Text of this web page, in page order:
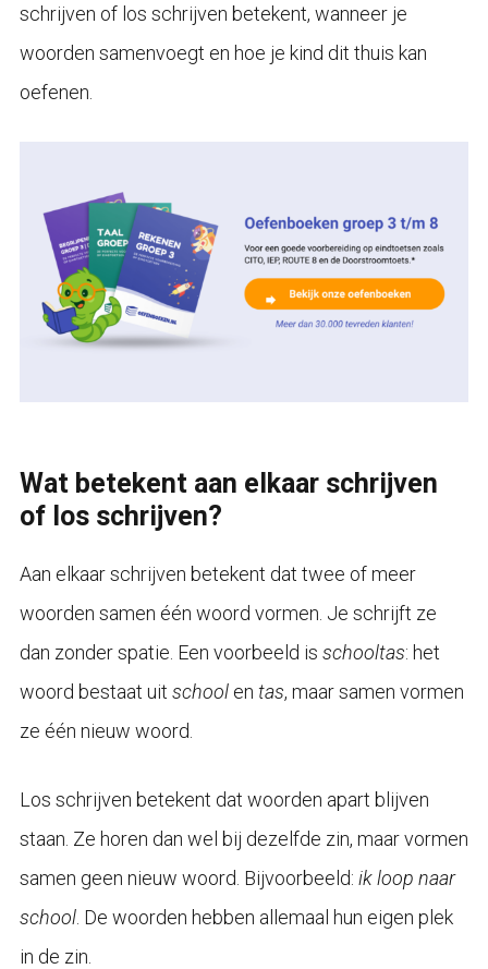
schrijven of los schrijven betekent, wanneer je
woorden samenvoegt en hoe je kind dit thuis kan
oefenen.
Wat betekent aan elkaar schrijven
of los schrijven?
Aan elkaar schrijven betekent dat twee of meer
woorden samen één woord vormen. Je schrijft ze
dan zonder spatie. Een voorbeeld is schooltas: het
woord bestaat uit schoolen tas, maar samen vormen
ze één nieuw woord.
Los schrijven betekent dat woorden apart blijven
staan. Ze horen dan wel bij dezelfde zin, maar vormen
samen geen nieuw woord. Bijvoorbeeld: ik loop naar
school. De woorden hebben allemaal hun eigen plek
in de zin.